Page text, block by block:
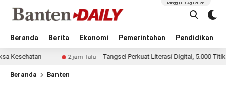
Beranda Berita Ekonomi Pemerintahan Pendidikan
Minggu, 09 Agu 2026
2 jam lalu Tangsel Perkuat Literasi Digital, 5.000 Titik Internet
Beranda Banten